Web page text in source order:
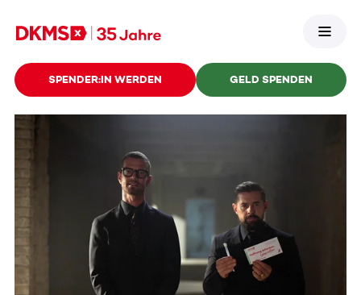
SPENDER:IN WERDEN GELD SPENDEN